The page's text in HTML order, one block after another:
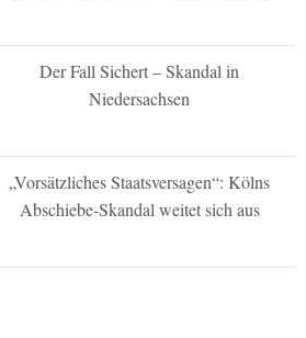
Der Fall Sichert – Skandal in
Niedersachsen
„Vorsätzliches Staatsversagen“: Kölns
Abschiebe-Skandal weitet sich aus